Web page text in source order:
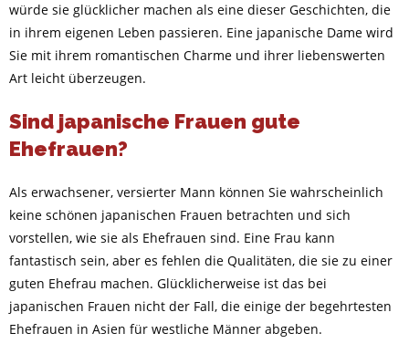
würde sie glücklicher machen als eine dieser Geschichten, die
in ihrem eigenen Leben passieren. Eine japanische Dame wird
Sie mit ihrem romantischen Charme und ihrer liebenswerten
Art leicht überzeugen.
Sind japanische Frauen gute
Ehefrauen?
Als erwachsener, versierter Mann können Sie wahrscheinlich
keine schönen japanischen Frauen betrachten und sich
vorstellen, wie sie als Ehefrauen sind. Eine Frau kann
fantastisch sein, aber es fehlen die Qualitäten, die sie zu einer
guten Ehefrau machen. Glücklicherweise ist das bei
japanischen Frauen nicht der Fall, die einige der begehrtesten
Ehefrauen in Asien für westliche Männer abgeben.